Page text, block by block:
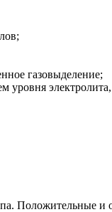
газовыделение;
уровня
Положительные и